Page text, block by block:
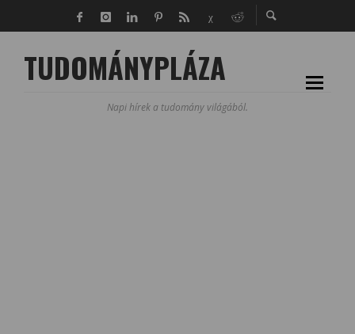
TUDOMÁNYPLÁZA
Napi hírek a tudomány világából.